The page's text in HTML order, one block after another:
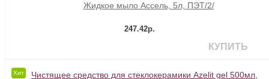
Жидкое мыло Ассель, 5л, ПЭТ/2/
247.42р.
КУПИТЬ
Хит